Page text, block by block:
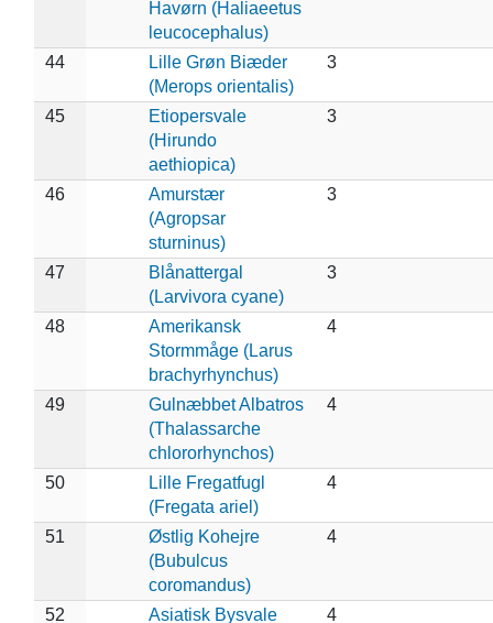
Havørn (Haliaeetus
leucocephalus)
44
Lille Grøn Biæder
(Merops orientalis)
3
45
Etiopersvale
(Hirundo
aethiopica)
3
46
Amurstær
(Agropsar
sturninus)
3
47
Blånattergal
(Larvivora cyane)
3
48
Amerikansk
Stormmåge (Larus
brachyrhynchus)
4
49
Gulnæbbet Albatros
(Thalassarche
chlororhynchos)
4
50
Lille Fregatfugl
(Fregata ariel)
4
51
Østlig Kohejre
(Bubulcus
coromandus)
4
52
Asiatisk Bysvale
4